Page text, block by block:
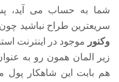
شما به حساب می آید،
سریعترین طراح نباشید
وکنور موجود در اینترنت
زیر المان همون رو به
هم بابت این شاهکار پول